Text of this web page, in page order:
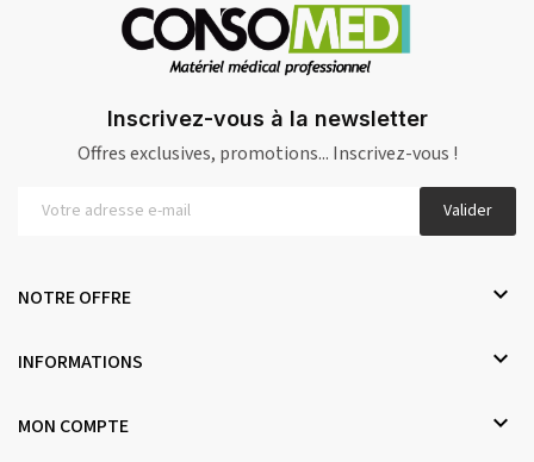
Inscrivez-vous à la newsletter
Offres exclusives, promotions... Inscrivez-vous !
Valider
NOTRE OFFRE 
INFORMATIONS 
MON COMPTE 